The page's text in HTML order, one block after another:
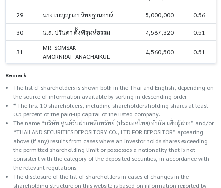
29 นาง เบญญาภา วิทยฐานกรณ์ 5,000,000 0.56
30 น.ส. ปรินดา ตั้งพิรุฬห์ธรรม 4,567,320 0.51
31
MR. SOMSAK
AMORNRATTANACHAIKUL
4,560,500 0.51
Remark
The list of shareholders is shown both in the Thai and English, depending on
the source of information available by sorting in descending order.
* The first 10 shareholders, including shareholders holding shares at least
0.5 percent of the paid-up capital of the listed company.
The name “บริษัท ศูนย์รับฝากหลักทรัพย์ (ประเทศไทย) จำกัด เพื่อผู้ฝาก” and/or
“THAILAND SECURITIES DEPOSITORY CO., LTD FOR DEPOSITOR” appearing
above (if any) results from cases where an investor holds shares exceeding
the permitted shareholding limit or possesses a nationality that is not
consistent with the category of the deposited securities, in accordance with
the relevant regulations.
The disclosure of the list of shareholders in cases of changes in the
shareholding structure on this website is based on information reported by